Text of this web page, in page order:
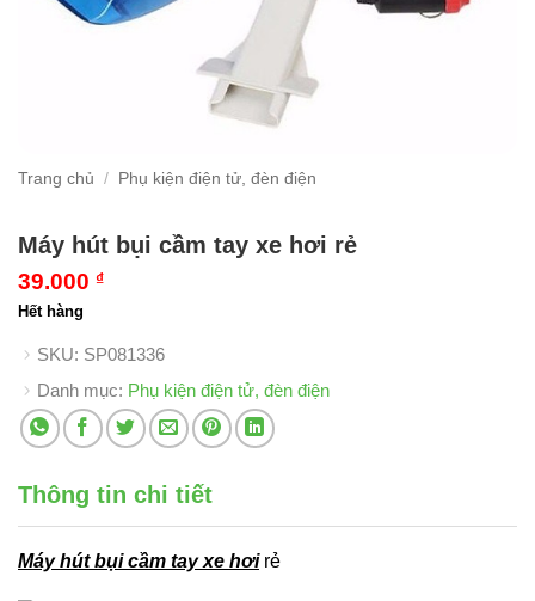
Trang chủ / Phụ kiện điện tử, đèn điện
Máy hút bụi cầm tay xe hơi rẻ
39.000 ₫
Hết hàng
SKU: SP081336
Danh mục: Phụ kiện điện tử, đèn điện
Thông tin chi tiết
Máy hút bụi cầm tay xe hơirẻ